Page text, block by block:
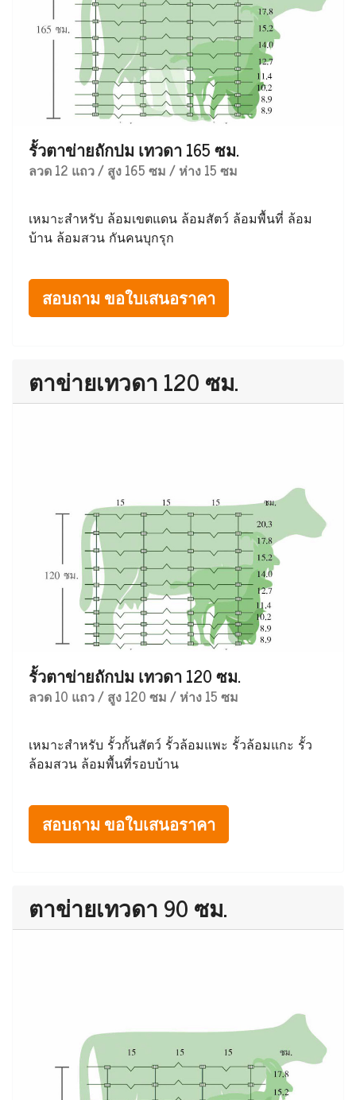
รั้วตาข่ายถักปม เทวดา 165 ซม.
ลวด 12 แถว / สูง 165 ซม / ห่าง 15 ซม
เหมาะสำหรับ ล้อมเขตแดน ล้อมสัตว์ ล้อมพื้นที่ ล้อม
บ้าน ล้อมสวน กันคนบุกรุก
สอบถาม ขอใบเสนอราคา
ตาข่ายเทวดา 120 ซม.
รั้วตาข่ายถักปม เทวดา 120 ซม.
ลวด 10 แถว / สูง 120 ซม / ห่าง 15 ซม
เหมาะสำหรับ รั้วกั้นสัตว์ รั้วล้อมแพะ รั้วล้อมแกะ รั้ว
ล้อมสวน ล้อมพื้นที่รอบบ้าน
สอบถาม ขอใบเสนอราคา
ตาข่ายเทวดา 90 ซม.